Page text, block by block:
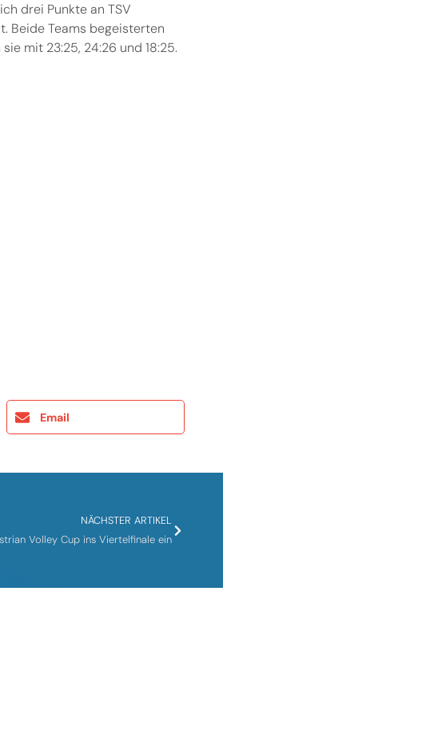
drei Punkte an TSV
Beide Teams begeisterten
mit 23:25, 24:26 und 18:25.
Email
NÄCHSTER ARTIKEL
Volley Cup ins Viertelfinale ein